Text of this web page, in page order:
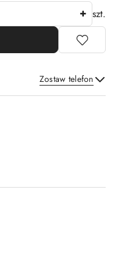
szt.
Zostaw telefon